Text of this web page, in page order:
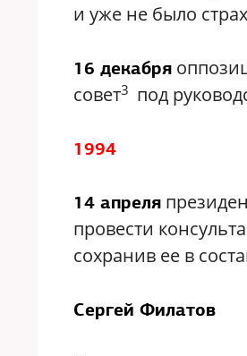
и уже не было
16 декабря
совет3 под
1994
14 апреля
провести
сохранив ее в
Сергей Филатов